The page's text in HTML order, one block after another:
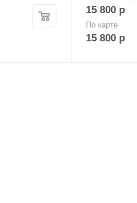
15 800р
По карте
15 800р